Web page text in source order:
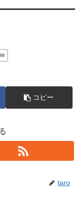
コピー
taro